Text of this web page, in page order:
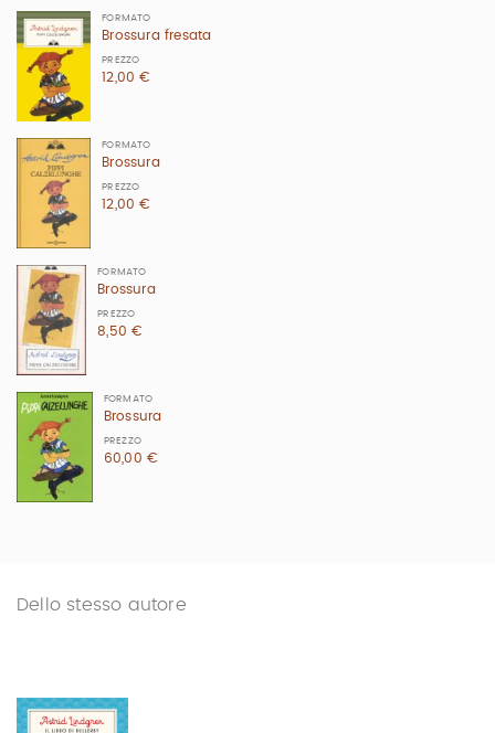
FORMATO
Brossura fresata
PREZZO
12,00 €
FORMATO
Brossura
PREZZO
12,00 €
FORMATO
Brossura
PREZZO
8,50 €
FORMATO
Brossura
PREZZO
60,00 €
Dello stesso autore